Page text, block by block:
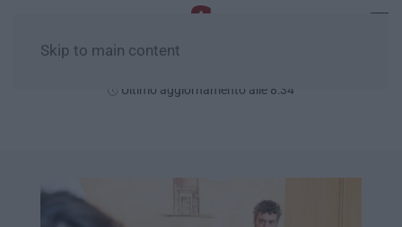
Skip to main content
Ultimo aggiornamento alle 8:34